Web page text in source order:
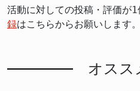
活動に対しての投稿・評価が1
録はこちらからお願いします。
オスス